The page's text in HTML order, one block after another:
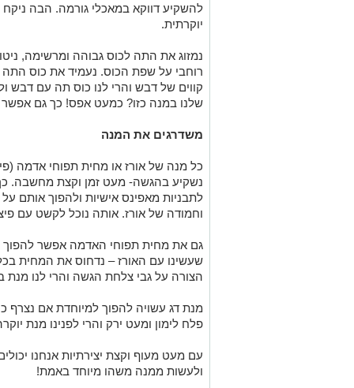
להשקיע דווקא במאכלי גורמה. הבה
יוקרתית.
נמזוג את התה לכוס גבוהה ומרשימה,
רוחבי על שפת הכוס. נעמיד את כוס התה
קווים של דבש והרי לנו כוס תה עם דבש
שלנו במנה כזו? כמעט אפס! כך גם
משדרגים את המנה
כל מנה של אורז או מחית תפוחי אדמה
נשקיע בהגשה- מעט זמן וקצת מחשבה.
לתבניות מאפינס אישיות ולהפוך אותם
וחמודה של אורז. אותה נוכל לקשט עם
גם את מחית תפוחי האדמה אפשר להפוך
שעשינו עם האורז – נדחוס את המחית
הצורה על גבי צלחת הגשה והרי לנו מנת
מנת דג עשויה להפוך למיוחדת אם
פלח לימון ומעט ירק והרי לפנינו מנת
עם מעט מעוף וקצת יצירתיות אנחנו
ולעשות ממנה משהו מיוחד באמת!